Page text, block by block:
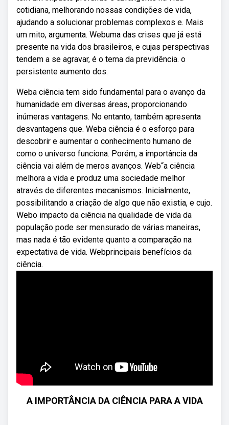
cotidiana, melhorando nossas condições de vida,
ajudando a solucionar problemas complexos e. Mais
um mito, argumenta. Webuma das crises que já está
presente na vida dos brasileiros, e cujas perspectivas
tendem a se agravar, é o tema da previdência. o
persistente aumento dos.
Weba ciência tem sido fundamental para o avanço da
humanidade em diversas áreas, proporcionando
inúmeras vantagens. No entanto, também apresenta
desvantagens que. Weba ciência é o esforço para
descobrir e aumentar o conhecimento humano de
como o universo funciona. Porém, a importância da
ciência vai além de meros avanços. Web“a ciência
melhora a vida e produz uma sociedade melhor
através de diferentes mecanismos. Inicialmente,
possibilitando a criação de algo que não existia, e cujo.
Webo impacto da ciência na qualidade de vida da
população pode ser mensurado de várias maneiras,
mas nada é tão evidente quanto a comparação na
expectativa de vida. Webprincipais benefícios da
ciência.
A IMPORTÂNCIA DA CIÊNCIA PARA A VIDA